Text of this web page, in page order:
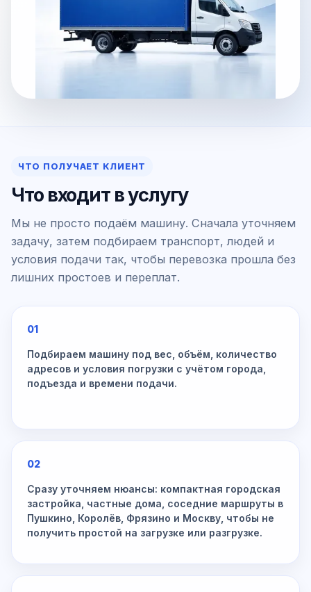
ЧТО ПОЛУЧАЕТ КЛИЕНТ
Что входит в услугу
Мы не просто подаём машину. Сначала уточняем
задачу, затем подбираем транспорт, людей и
условия подачи так, чтобы перевозка прошла без
лишних простоев и переплат.
01
Подбираем машину под вес, объём, количество
адресов и условия погрузки с учётом города,
подъезда и времени подачи.
02
Сразу уточняем нюансы: компактная городская
застройка, частные дома, соседние маршруты в
Пушкино, Королёв, Фрязино и Москву, чтобы не
получить простой на загрузке или разгрузке.